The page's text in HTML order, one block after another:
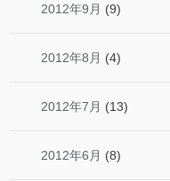
2012年9月 (9)
2012年8月 (4)
2012年7月 (13)
2012年6月 (8)